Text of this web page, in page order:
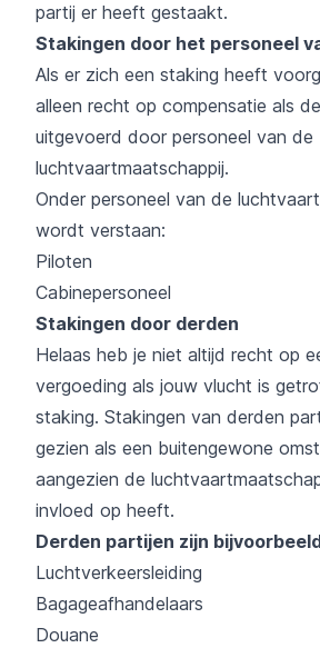
partij er heeft gestaakt.
Stakingen door het personeel
Als er zich een staking heeft
alleen recht op compensatie als
uitgevoerd door personeel van de
luchtvaartmaatschappij.
Onder personeel van de
wordt verstaan:
Piloten
Cabinepersoneel
Stakingen door derden
Helaas heb je niet altijd recht op
vergoeding als jouw vlucht is
staking. Stakingen van derden
gezien als een buitengewone
aangezien de
invloed op heeft.
Derden partijen zijn
Luchtverkeersleiding
Bagageafhandelaars
Douane